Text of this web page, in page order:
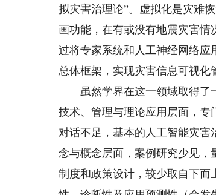
拟灾害治理论”。虚拟化是灾难
画功能，在有或没有地震灾害
过将专家系统和人工神经网络应
总体框架，实现灾害信息可视化
虽然学界在这一领域取得了
技术、管理与理论应用层面，
对话不足，基本的人工智能灾
念与概念层面，案例研究少见，
制度和政策设计，较少取自下